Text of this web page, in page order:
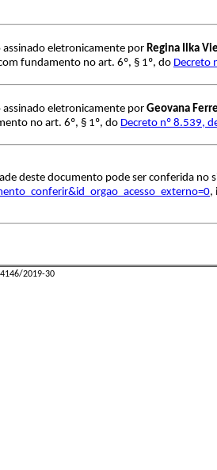
assinado eletronicamente por Regina Ilka
fundamento no art. 6º, § 1º, do Decreto
assinado eletronicamente por Geovana
no art. 6º, § 1º, do Decreto nº 8.539,
deste documento pode ser conferida no
,
2019-30